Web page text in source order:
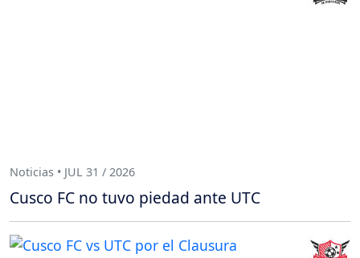
Noticias • JUL 31 / 2026
Cusco FC no tuvo piedad ante UTC